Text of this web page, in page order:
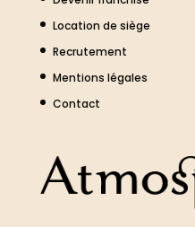
Location de siège
Recrutement
Mentions légales
Contact